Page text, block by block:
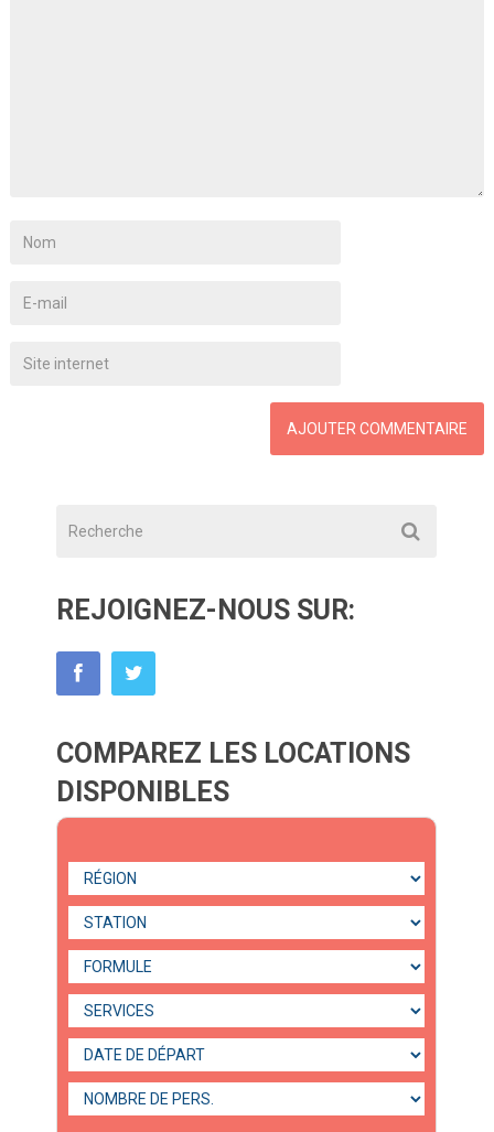
REJOIGNEZ-NOUS SUR:
COMPAREZ LES LOCATIONS
DISPONIBLES